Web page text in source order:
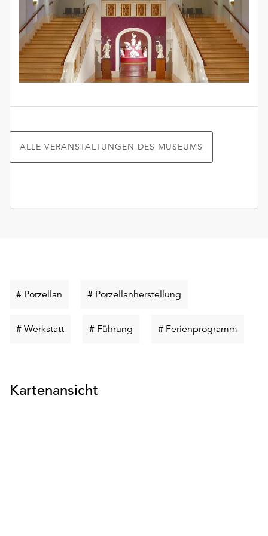
ALLE VERANSTALTUNGEN DES MUSEUMS
# Porzellan Schlüsselwort
# Porzellanherstellung
# WerkstattSchlüsselwort
# Führung Schlüsselwort
# Ferienprogramm
Kartenansicht